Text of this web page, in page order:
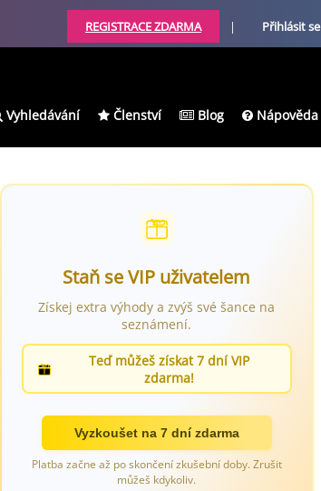
REGISTRACE ZDARMA | Přihlásit se
Vyhledávání Členství Blog Nápověda
Staň se VIP uživatelem
Získej extra výhody a zvýš své šance na
seznámení.
Teď můžeš získat 7 dní VIP
zdarma!
Vyzkoušet na 7 dní zdarma
Platba začne až po skončení zkušební doby. Zrušit
můžeš kdykoliv.